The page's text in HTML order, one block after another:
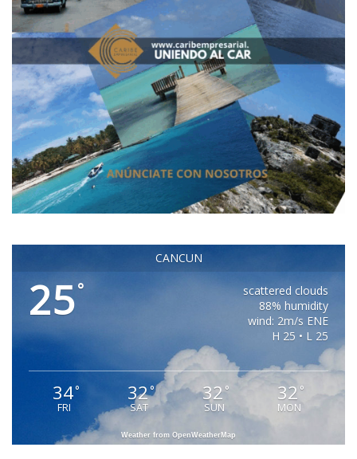
CANCUN
25°
scattered clouds
88% humidity
wind: 2m/s ENE
H 25 • L 25
34°
FRI
32°
SAT
32 °
SUN
32 °
MON
Weather from OpenWeatherMap